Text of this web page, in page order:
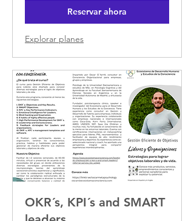
Reservar ahora
Explorar planes
OKR´s, KPI´s and SMART